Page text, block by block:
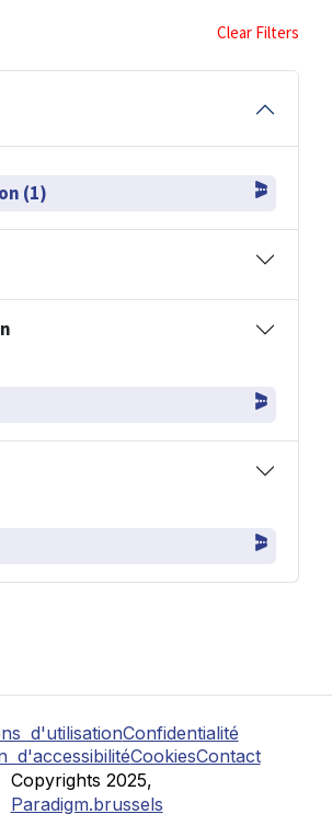
Clear Filters
(1)
d'utilisationConfidentialité
d'accessibilitéCookiesContact
Copyrights 2025,
Paradigm.brussels